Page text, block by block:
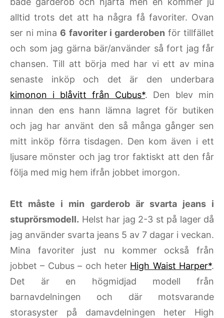
alltid trots det att ha några få favoriter. Ovan
ser ni mina 6 favoriter i garderoben för tillfället
och som jag gärna bär/använder så fort jag får
chansen. Till att börja med har vi ett av mina
senaste inköp och det är den underbara
kimonon i blåvitt från Cubus*. Den blev min
innan den ens hann lämna lagret för butiken
och jag har använt den så många gånger sen
mitt inköp förra tisdagen. Den kom även i ett
ljusare mönster och jag tror faktiskt att den får
följa med mig hem ifrån jobbet imorgon.
Ett måste i min garderob är svarta jeans i
stuprörsmodell. Helst har jag 2-3 st på lager då
jag använder svarta jeans 5 av 7 dagar i veckan.
Mina favoriter just nu kommer också från
jobbet – Cubus – och heter High Waist Harper*.
Det är en högmidjad modell från
barnavdelningen och där motsvarande
storasyster på damavdelningen heter High